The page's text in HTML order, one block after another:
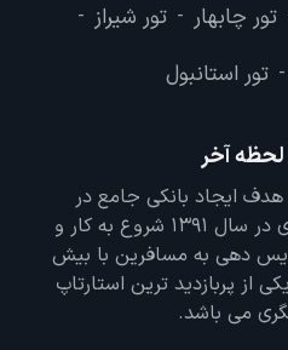
تور چابهار - تور شیراز -
- تور استانبول
لحظه آخر
ایجاد بانکی جامع در
تمامی زمینه های گردشگری در سال 1391 شروع به کار و
سال سرویس دهی به مسافرین با بیش
از پربازدید ترین استارتاپ
می باشد.